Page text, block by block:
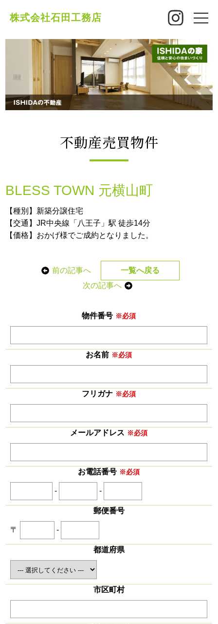
株式会社石田工務店
toggle
不動産売買物件
BLESS TOWN 元横山町
【種別】新築分譲住宅
【交通】JR中央線「八王子」駅 徒歩14分
【価格】おかげ様でご成約となりました。
前の記事へ
一覧へ戻る
次の記事へ
物件番号 ※必須
お名前 ※必須
フリガナ ※必須
メールアドレス ※必須
お電話番号 ※必須
- -
郵便番号
〒 -
都道府県
市区町村